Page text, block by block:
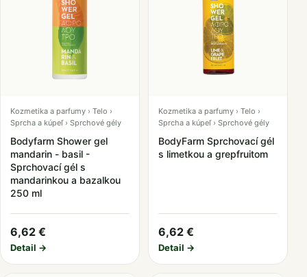
Kozmetika a parfumy › Telo ›
Sprcha a kúpeľ › Sprchové gély
Bodyfarm Shower gel
mandarin - basil -
Sprchovací gél s
mandarinkou a bazalkou
250 ml
6,62 €
Detail →
Kozmetika a parfumy › Telo ›
Sprcha a kúpeľ › Sprchové gély
BodyFarm Sprchovací gél
s limetkou a grepfruitom
6,62 €
Detail →